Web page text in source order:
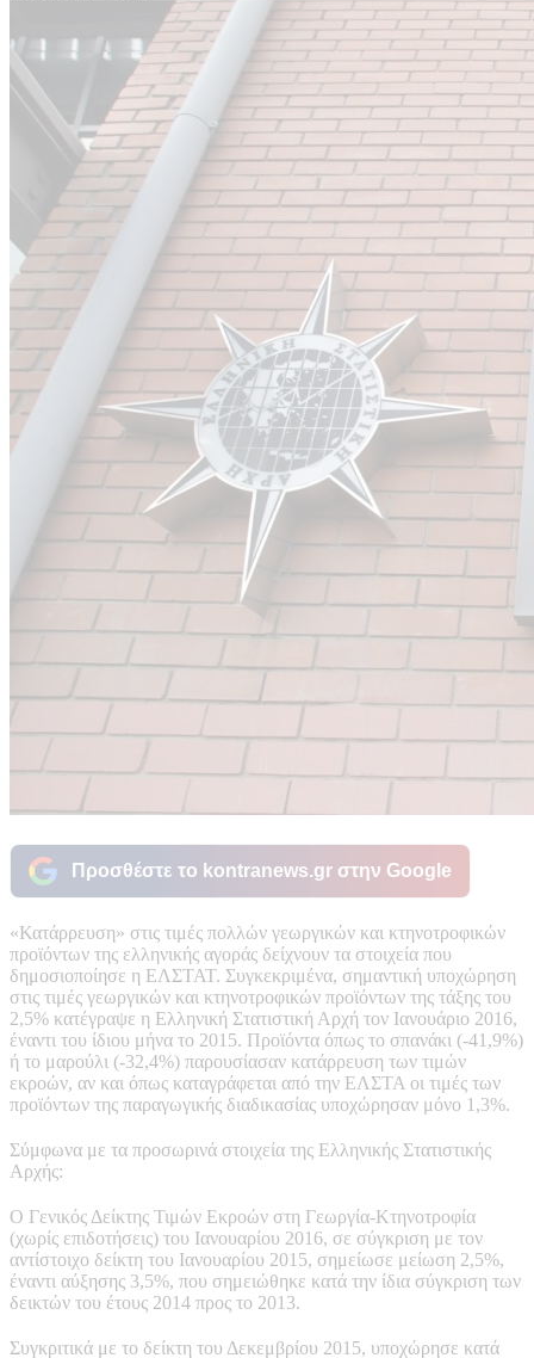
Προσθέστε το kontranews.gr στην Google
«Κατάρρευση» στις τιμές πολλών γεωργικών και κτηνοτροφικών
προϊόντων της ελληνικής αγοράς δείχνουν τα στοιχεία που
δημοσιοποίησε η ΕΛΣΤΑΤ. Συγκεκριμένα, σημαντική υποχώρηση
στις τιμές γεωργικών και κτηνοτροφικών προϊόντων της τάξης του
2,5% κατέγραψε η Ελληνική Στατιστική Αρχή τον Ιανουάριο 2016,
έναντι του ίδιου μήνα το 2015. Προϊόντα όπως το σπανάκι (-41,9%)
ή το μαρούλι (-32,4%) παρουσίασαν κατάρρευση των τιμών
εκροών, αν και όπως καταγράφεται από την ΕΛΣΤΑ οι τιμές των
προϊόντων της παραγωγικής διαδικασίας υποχώρησαν μόνο 1,3%.
Σύμφωνα με τα προσωρινά στοιχεία της Ελληνικής Στατιστικής
Αρχής:
Ο Γενικός Δείκτης Τιμών Εκροών στη Γεωργία-Κτηνοτροφία
(χωρίς επιδοτήσεις) του Ιανουαρίου 2016, σε σύγκριση με τον
αντίστοιχο δείκτη του Ιανουαρίου 2015, σημείωσε μείωση 2,5%,
έναντι αύξησης 3,5%, που σημειώθηκε κατά την ίδια σύγκριση των
δεικτών του έτους 2014 προς το 2013.
Συγκριτικά με το δείκτη του Δεκεμβρίου 2015, υποχώρησε κατά